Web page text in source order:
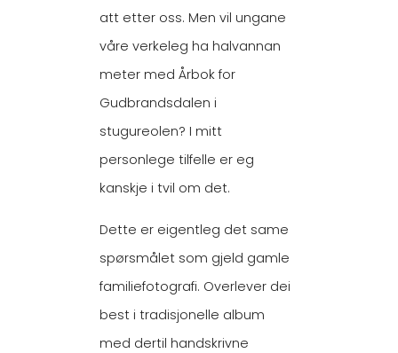
att etter oss. Men vil ungane
våre verkeleg ha halvannan
meter med Årbok for
Gudbrandsdalen i
stugureolen? I mitt
personlege tilfelle er eg
kanskje i tvil om det.
Dette er eigentleg det same
spørsmålet som gjeld gamle
familiefotografi. Overlever dei
best i tradisjonelle album
med dertil handskrivne